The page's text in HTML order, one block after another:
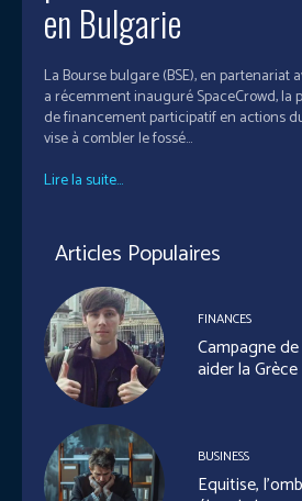
en Bulgarie
La Bourse bulgare (BSE), en partenariat
a récemment inauguré SpaceCrowd, la
de financement participatif en actions
vise à combler le fossé...
Lire la suite...
Articles Populaires
FINANCES
Campagne
aider la Grèce
BUSINESS
Equitise,